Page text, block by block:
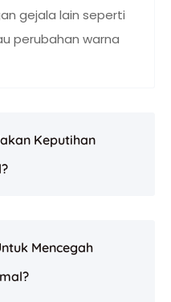
gejala lain seperti
perubahan warna
Keputihan
Mencegah